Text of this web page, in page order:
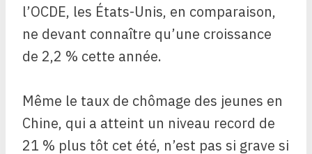
l’OCDE, les États-Unis, en comparaison,
ne devant connaître qu’une croissance
de 2,2 % cette année.
Même le taux de chômage des jeunes en
Chine, qui a atteint un niveau record de
21 % plus tôt cet été, n’est pas si grave si